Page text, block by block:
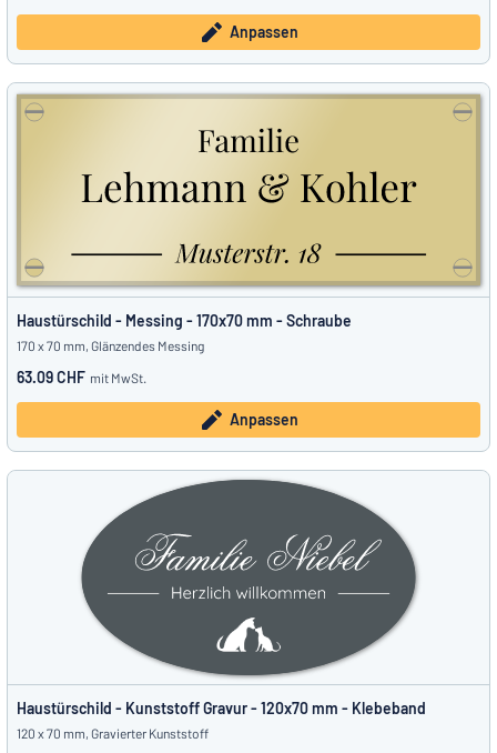
Anpassen
Haustürschild - Messing - 170x70 mm - Schraube
170 x 70 mm, Glänzendes Messing
63.09 CHF mit MwSt.
Anpassen
Haustürschild - Kunststoff Gravur - 120x70 mm - Klebeband
120 x 70 mm, Gravierter Kunststoff